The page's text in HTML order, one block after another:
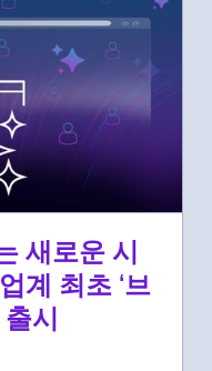
새로운 시
계 최초 ‘브
시